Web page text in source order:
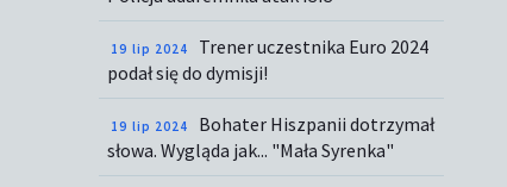
19 lip 2024
Trener uczestnika Euro 2024
podał się do dymisji!
19 lip 2024
Bohater Hiszpanii dotrzymał
słowa. Wygląda jak... "Mała Syrenka"